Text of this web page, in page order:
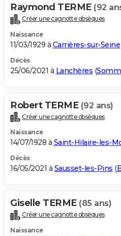
Raymond TERME (92
Créer une cagnotte obsèques
Naissance
11/03/1929 à Carrières-sur-Seine
Décès
25/06/2021 à Lanchères (
Robert TERME (92 ans)
Créer une cagnotte obsèques
Naissance
14/07/1928 à Saint-Hilaire-les-
Décès
16/05/2021 à Sausset-les-Pins (
Giselle TERME (85 ans)
Créer une cagnotte obsèques
Naissance